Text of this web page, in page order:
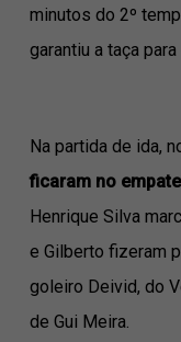
minutos do 2º
garantiu a taça
Na partida de ida,
ficaram no
Henrique Silva
e Gilberto fizeram
goleiro Deivid, do
de Gui Meira.